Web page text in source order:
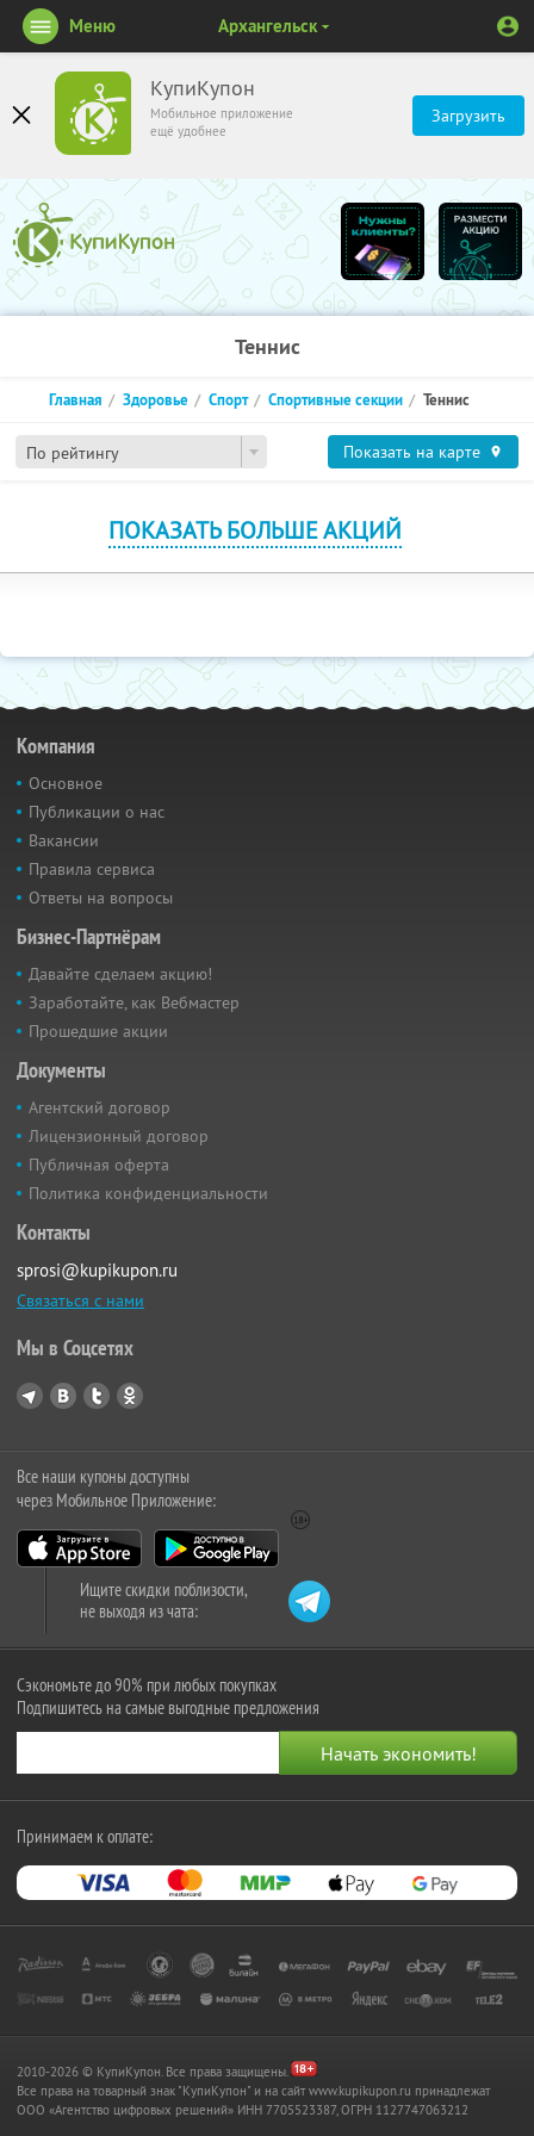
КупиКупон
Мобильное приложение
ещё удобнее
Загрузить
Меню Архангельск
Теннис
По рейтингу
Главная Здоровье Спорт Спортивные секции Теннис
Показать на карте
ПОКАЗАТЬ БОЛЬШЕ АКЦИЙ
Компания
Основное
Публикации о нас
Вакансии
Правила сервиса
Ответы на вопросы
Бизнес-Партнёрам
Давайте сделаем акцию!
Заработайте, как Вебмастер
Прошедшие акции
Документы
Агентский договор
Лицензионный договор
Публичная оферта
Политика конфиденциальности
Контакты
sprosi@kupikupon.ru
Связаться с нами
Мы в Соцсетях
Все наши купоны доступны
через Мобильное Приложение:
Ищите скидки поблизости,
не выходя из чата:
Сэкономьте до 90% при любых покупках
Подпишитесь на самые выгодные предложения
Принимаем к оплате:
2010-2026 © КупиКупон. Все права защищены.
Все права на товарный знак "КупиКупон" и на сайт www.kupikupon.ru принадлежат
OOO «Агентство цифровых решений» ИНН 7705523387, ОГРН 1127747063212